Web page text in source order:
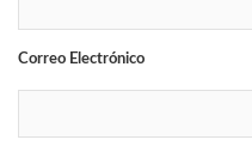
Correo Electrónico